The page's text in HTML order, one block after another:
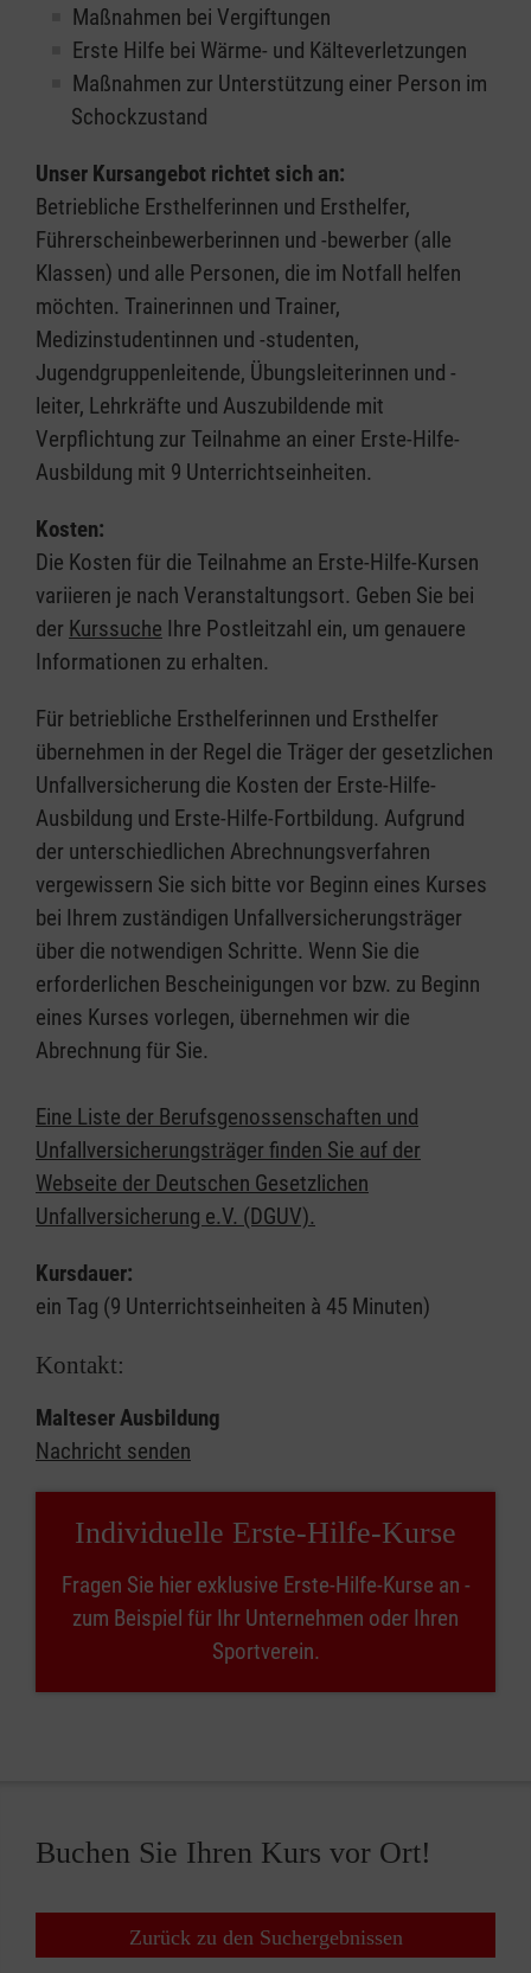
Maßnahmen bei Vergiftungen
Erste Hilfe bei Wärme- und Kälteverletzungen
Maßnahmen zur Unterstützung einer Person im
Schockzustand
Unser Kursangebot richtet sich an:
Betriebliche Ersthelferinnen und Ersthelfer,
Führerscheinbewerberinnen und -bewerber (alle
Klassen) und alle Personen, die im Notfall helfen
möchten. Trainerinnen und Trainer,
Medizinstudentinnen und -studenten,
Jugendgruppenleitende, Übungsleiterinnen und -
leiter, Lehrkräfte und Auszubildende mit
Verpflichtung zur Teilnahme an einer Erste-Hilfe-
Ausbildung mit 9 Unterrichtseinheiten.
Kosten:
Die Kosten für die Teilnahme an Erste-Hilfe-Kursen
variieren je nach Veranstaltungsort. Geben Sie bei
der Kurssuche Ihre Postleitzahl ein, um genauere
Informationen zu erhalten.
Für betriebliche Ersthelferinnen und Ersthelfer
übernehmen in der Regel die Träger der gesetzlichen
Unfallversicherung die Kosten der Erste-Hilfe-
Ausbildung und Erste-Hilfe-Fortbildung. Aufgrund
der unterschiedlichen Abrechnungsverfahren
vergewissern Sie sich bitte vor Beginn eines Kurses
bei Ihrem zuständigen Unfallversicherungsträger
über die notwendigen Schritte. Wenn Sie die
erforderlichen Bescheinigungen vor bzw. zu Beginn
eines Kurses vorlegen, übernehmen wir die
Abrechnung für Sie.
Eine Liste der Berufsgenossenschaften und
Unfallversicherungsträger finden Sie auf der
Webseite der Deutschen Gesetzlichen
Unfallversicherung e.V. (DGUV).
Kursdauer:
ein Tag (9 Unterrichtseinheiten à 45 Minuten)
Kontakt:
Malteser Ausbildung
Nachricht senden
Individuelle Erste-Hilfe-Kurse
Fragen Sie hier exklusive Erste-Hilfe-Kurse an -
zum Beispiel für Ihr Unternehmen oder Ihren
Sportverein.
Buchen Sie Ihren Kurs vor Ort!
Zurück zu den Suchergebnissen